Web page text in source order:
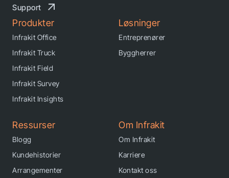
Produkter
Infrakit Office
Infrakit Truck
Infrakit Field
Infrakit Survey
Infrakit Insights
Løsninger
Entreprenører
Byggherrer
Ressurser
Blogg
Kundehistorier
Arrangementer
Om Infrakit
Om Infrakit
Karriere
Kontakt oss
Support